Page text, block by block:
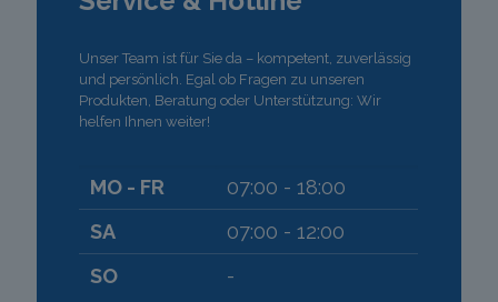
Unser Team ist für Sie da – kompetent, zuverlässig
und persönlich. Egal ob Fragen zu unseren
Produkten, Beratung oder Unterstützung: Wir
helfen Ihnen weiter!
MO - FR
07:00 - 18:00
SA
07:00 - 12:00
SO
-